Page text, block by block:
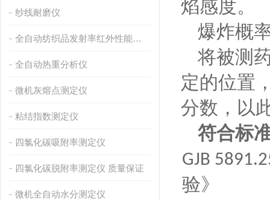
纱线耐磨仪
全自动纺织品发射率红外性能分析
全自动热重分析仪
微机灰熔点测定仪
粘结指数测定仪
四氯化碳吸附率测定仪
四氯化碳脱附率测定仪 质量保证
微机全自动水分测定仪
焰感度。
爆炸概
将被测
定的位置
分数，以
符合标
GJB 5891.2
验》